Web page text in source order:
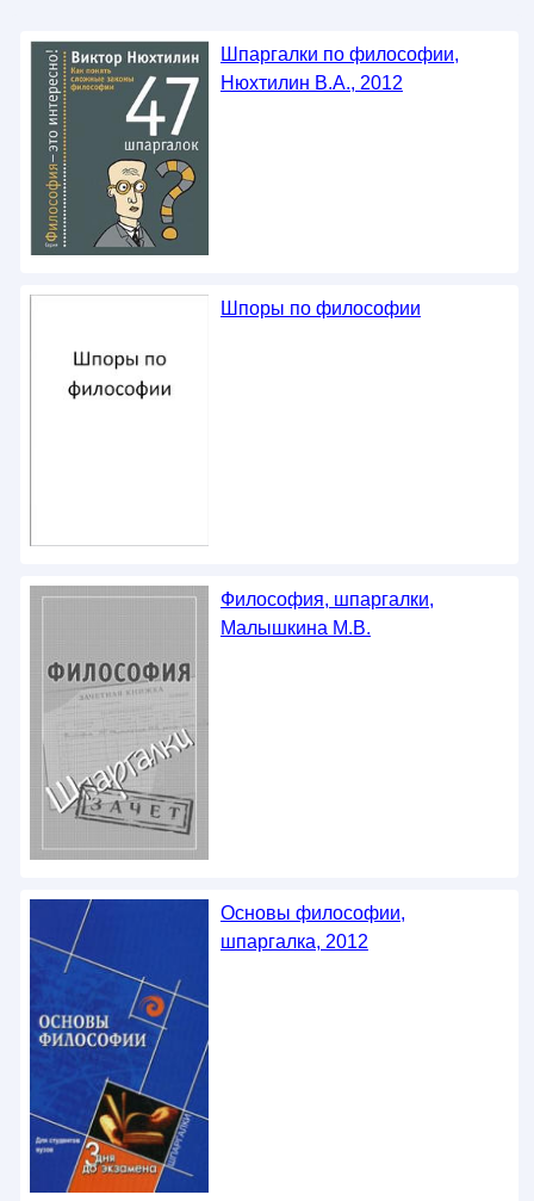
Шпаргалки по философии,
Нюхтилин В.А., 2012
Шпоры по философии
Философия, шпаргалки,
Малышкина М.В.
Основы философии,
шпаргалка, 2012